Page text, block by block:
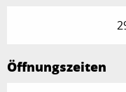
Öffnungszeiten